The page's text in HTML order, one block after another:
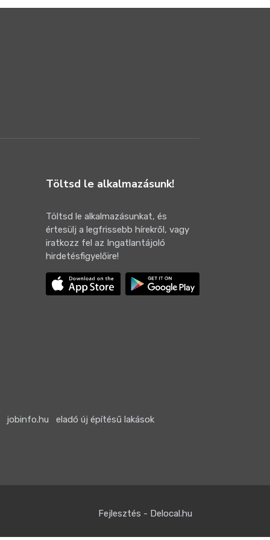
Töltsd le alkalmazásunk!
Töltsd le alkalmazásunkat, és
értesülj a legfrissebb hírekről, vagy
iratkozz fel az Ingatlantájoló
hirdetésfigyelőire!
jobinfo.hu eladó új építésű lakások
Fejlesztés - Delocal.hu